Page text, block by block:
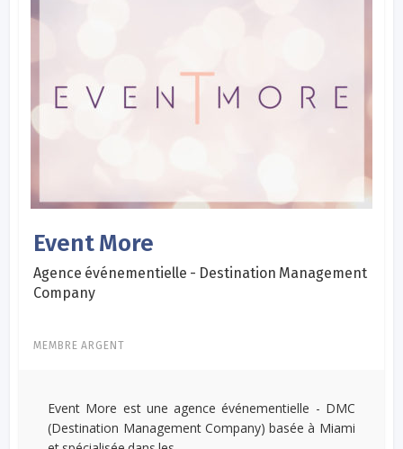
Event More
Agence événementielle - Destination Management
Company
MEMBRE ARGENT
Event More est une agence événementielle - DMC
(Destination Management Company) basée à Miami